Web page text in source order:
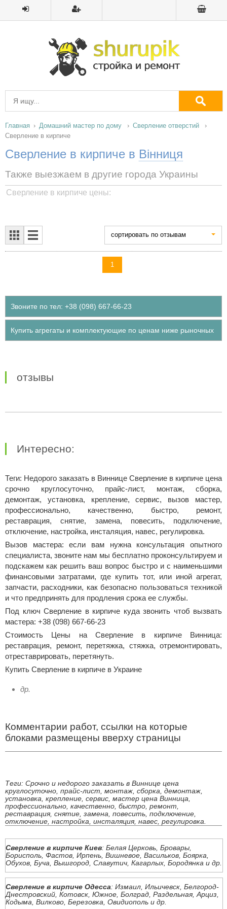
Главная Домашний мастер по дому
Сверление отверстий
Сверление в кирпиче
Сверление в кирпиче в Вінниця
Также выезжаем в другие города Украины
Сверление в кирпиче цены:
cортировать по отзывам
1
Звоните по тел: +38 (098) 667-66-23
Купить агрегаты и комплектующие по ценам ниже рыночных
отзывы
Интересно:
Теги: Недорого заказать в Виннице Сверление в кирпиче цена
срочно круглосуточно, прайс-лист, монтаж, сборка,
демонтаж, установка, крепление, сервис, вызов мастер,
профессионально, качественно, быстро, ремонт,
реставрация, снятие, замена, повесить, подключение,
отключение, настройка, инсталяция, навес, регулировка.
Вызов мастера: если вам нужна консультация опытного
специалиста, звоните нам мы бесплатно проконсультируем и
подскажем как решить ваш вопрос быстро и с наименьшими
финансовыми затратами, где купить тот, или иной агрегат,
запчасти, расходники, как безопасно пользоваться техникой
и что предпринять для продления срока ее службы.
Под ключ Сверление в кирпиче куда звонить чтоб вызвать
мастера: +38 (098) 667-66-23
Стоимость Цены на Сверление в кирпиче Винница:
реставрация, ремонт, перетяжка, стяжка, отремонтировать,
отреставрировать, перетянуть.
Купить Сверление в кирпиче в Украине
др.
Комментарии работ, ссылки на которые
блоками размещены вверху страницы
Теги: Срочно и недорого заказать в Виннице цена
круглосуточно, прайс-лист, монтаж, сборка, демонтаж,
установка, крепление, сервис, мастер цена Винница,
профессионально, качественно, быстро, ремонт,
реставрация, снятие, замена, повесить, подключение,
отключение, настройка, инсталяция, навес, регулировка.
Сверление в кирпиче Киев: Белая Церковь, Бровары,
Борисполь, Фастов, Ирпень, Вишневое, Васильков, Боярка,
Обухов, Буча, Вышгород, Славутич, Кагарлых, Бородянка и др.
Сверление в кирпиче Одесса: Измаил, Ильичевск, Белгород-
Днестровский, Котовск, Южное, Болград, Раздельная, Арциз,
Кодыма, Вилково, Березовка, Овидиополь и др.